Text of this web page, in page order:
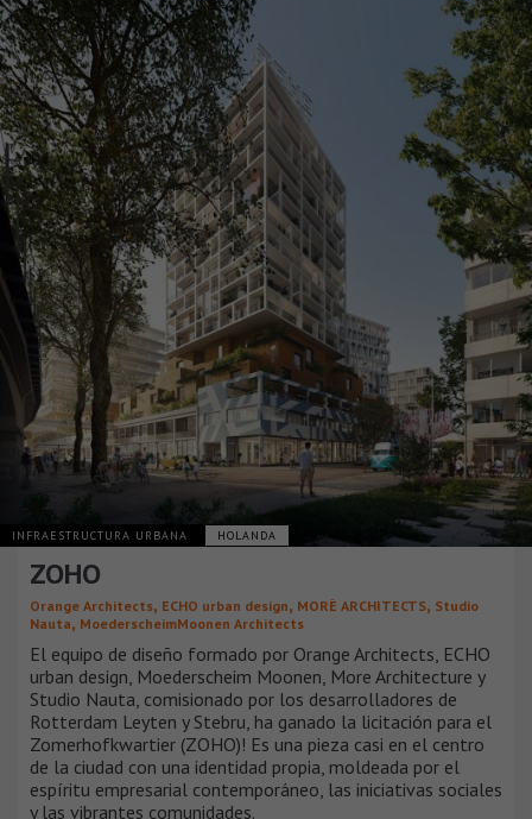
INFRAESTRUCTURA URBANA HOLANDA
ZOHO
Orange Architects, ECHO urban design, MORÈ ARCHITECTS, Studio
Nauta, MoederscheimMoonen Architects
El equipo de diseño formado por Orange Architects, ECHO
urban design, Moederscheim Moonen, More Architecture y
Studio Nauta, comisionado por los desarrolladores de
Rotterdam Leyten y Stebru, ha ganado la licitación para el
Zomerhofkwartier (ZOHO)! Es una pieza casi en el centro
de la ciudad con una identidad propia, moldeada por el
espíritu empresarial contemporáneo, las iniciativas sociales
y las vibrantes comunidades.